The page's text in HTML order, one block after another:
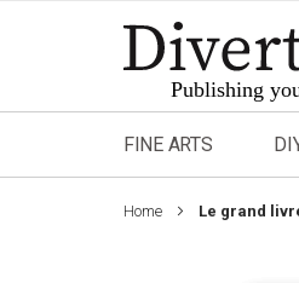
to
Content
FINE ARTS
Home Le grand